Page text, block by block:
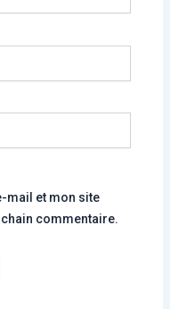
mail et mon site
commentaire.